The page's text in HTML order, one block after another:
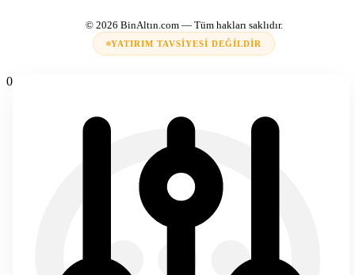
© 2026 BinAltın.com— Tüm hakları saklıdır.
YATIRIM TAVSIYESI DEĞILDIR
0